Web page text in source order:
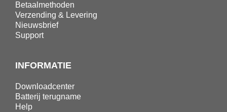
Betaalmethoden
Verzending & Levering
Nieuwsbrief
Support
INFORMATIE
Downloadcenter
Batterij terugname
Help